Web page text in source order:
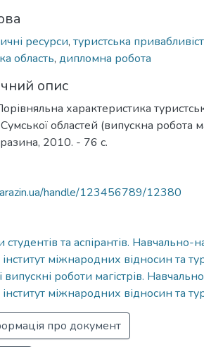
ресурси, туристська
область, дипломна робота
опис
характеристика
областей (випускна робота
2010. - 76 с.
handle/123456789/12380
студентів та аспірантів. Навчально-
міжнародних відносин та
випускні роботи магістрів.
міжнародних відносин та
про документ